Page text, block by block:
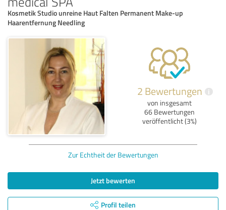
Kosmetik Studio unreine Haut Falten Permanent Make-up
Haarentfernung Needling
2 Bewertungen i
von insgesamt
66 Bewertungen
veröffentlicht (3%)
Zur Echtheit der Bewertungen
Jetzt bewerten
Profil teilen